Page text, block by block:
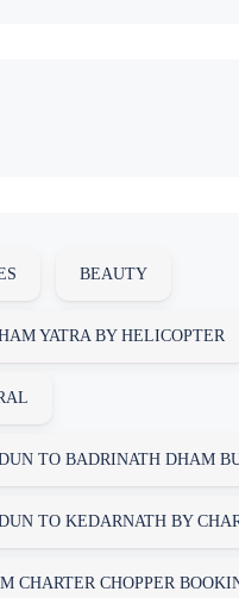
BEAUTY
YATRA BY HELICOPTER
TO BADRINATH DHAM
TO KEDARNATH BY
CHARTER CHOPPER